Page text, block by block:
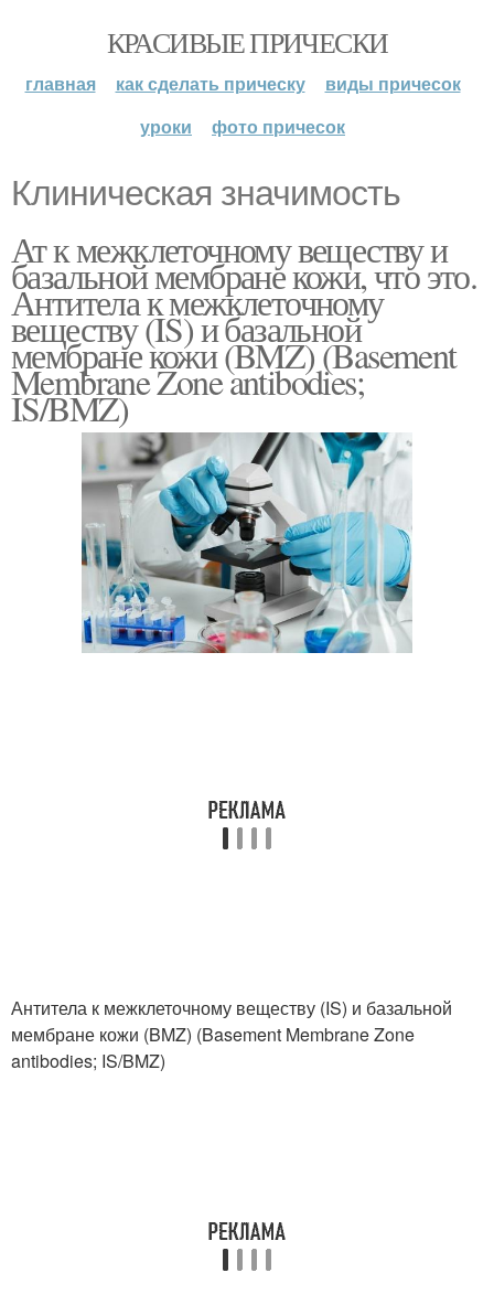
КРАСИВЫЕ ПРИЧЕСКИ
главная как сделать прическу
виды причесок
уроки
фото причесок
Клиническая значимость
Ат к межклеточному веществу и
базальной мембране кожи, что это.
Антитела к межклеточному
веществу (IS) и базальной
мембране кожи (BMZ) (Basement
Membrane Zone antibodies;
IS/BMZ)
Антитела к межклеточному веществу (IS) и базальной
мембране кожи (BMZ) (Basement Membrane Zone
antibodies; IS/BMZ)